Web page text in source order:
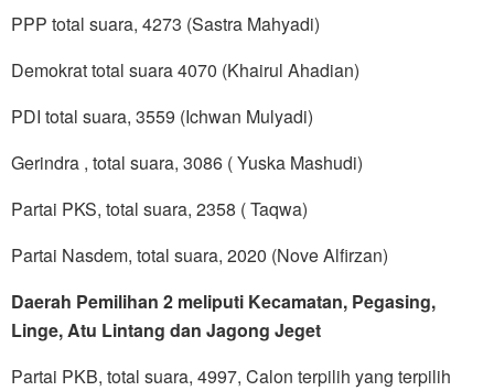
PPP total suara, 4273 (Sastra Mahyadi)
Demokrat total suara 4070 (Khairul Ahadian)
PDI total suara, 3559 (Ichwan Mulyadi)
Gerindra , total suara, 3086 ( Yuska Mashudi)
Partai PKS, total suara, 2358 ( Taqwa)
Partai Nasdem, total suara, 2020 (Nove Alfirzan)
Daerah Pemilihan 2 meliputi Kecamatan, Pegasing,
Linge, Atu Lintang dan Jagong Jeget
Partai PKB, total suara, 4997, Calon terpilih yang terpilih